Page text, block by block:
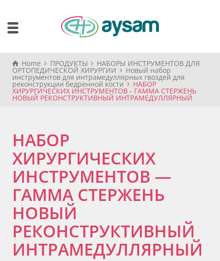
Home ПРОДУКТЫ НАБОРЫ ИНСТРУМЕНТОВ ДЛЯ
ОРТОПЕДИЧЕСКОЙ ХИРУРГИИ Новый набор
инструментов для интрамедуллярных гвоздей для
реконструкции бедренной кости НАБОР
ХИРУРГИЧЕСКИХ ИНСТРУМЕНТОВ - ГАММА СТЕРЖЕНЬ
НОВЫЙ РЕКОНСТРУКТИВНЫЙ ИНТРАМЕДУЛЛЯРНЫЙ
НАБОР
ХИРУРГИЧЕСКИХ
ИНСТРУМЕНТОВ —
ГАММА СТЕРЖЕНЬ
НОВЫЙ
РЕКОНСТРУКТИВНЫЙ
ИНТРАМЕДУЛЛЯРНЫЙ